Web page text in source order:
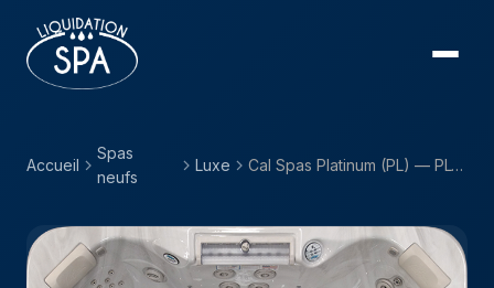
Accueil
Spas
neufs
Luxe Cal Spas Platinum (PL) — PL-893B